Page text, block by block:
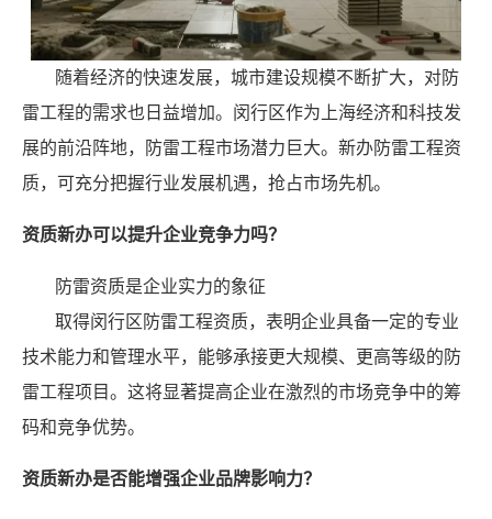
随着经济的快速发展，城市建设规模不断扩大，对防
雷工程的需求也日益增加。闵行区作为上海经济和科技发
展的前沿阵地，防雷工程市场潜力巨大。新办防雷工程资
质，可充分把握行业发展机遇，抢占市场先机。
资质新办可以提升企业竞争力吗？
防雷资质是企业实力的象征
取得闵行区防雷工程资质，表明企业具备一定的专业
技术能力和管理水平，能够承接更大规模、更高等级的防
雷工程项目。这将显著提高企业在激烈的市场竞争中的筹
码和竞争优势。
资质新办是否能增强企业品牌影响力？